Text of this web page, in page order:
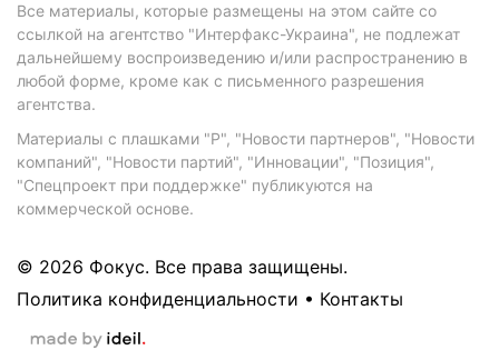
Все материалы, которые размещены на этом сайте со
ссылкой на агентство "Интерфакс-Украина", не подлежат
дальнейшему воспроизведению и/или распространению в
любой форме, кроме как с письменного разрешения
агентства.
Материалы с плашками "Р", "Новости партнеров", "Новости
компаний", "Новости партий", "Инновации", "Позиция",
"Спецпроект при поддержке" публикуются на
коммерческой основе.
© 2026 Фокус. Все права защищены.
Политика конфиденциальности • Контакты